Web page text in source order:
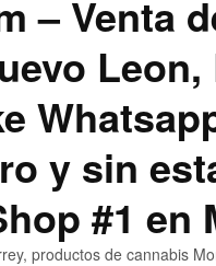
– Venta
y sin
#1 en
productos de cannabis